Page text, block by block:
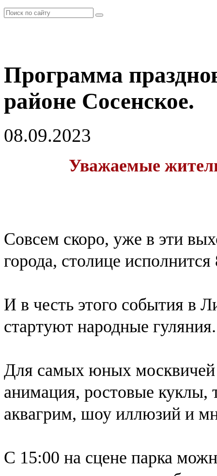
Программа
районе Сосенское.
08.09.2023
Уважаемые
Совсем скоро, уже в эти
города, столице исполнится
И в честь этого события в
стартуют народные гуляния.
Для самых юных москвичей
анимация, ростовые куклы,
аквагрим, шоу иллюзий и
С 15:00 на сцене парка